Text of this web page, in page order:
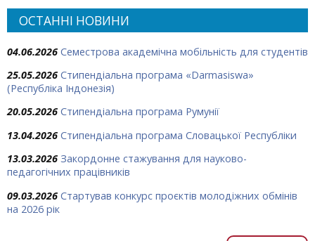
ОСТАННІ НОВИНИ
04.06.2026 Семестрова академічна мобільність для студентів
25.05.2026 Стипендіальна програма «Darmasiswa»
(Республіка Індонезія)
20.05.2026 Стипендіальна програма Румунії
13.04.2026 Стипендіальна програма Словацької Республіки
13.03.2026 Закордонне стажування для науково-
педагогічних працівників
09.03.2026 Стартував конкурс проєктів молодіжних обмінів
на 2026 рік